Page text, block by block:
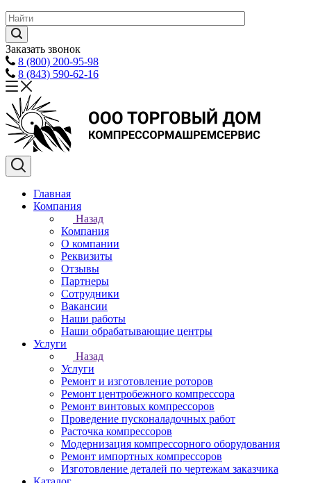
Заказать звонок
8 (800) 200-95-98
8 (843) 590-62-16
Главная
Компания
Назад
Компания
О компании
Реквизиты
Отзывы
Партнеры
Сотрудники
Вакансии
Наши работы
Наши обрабатывающие центры
Услуги
Назад
Услуги
Ремонт и изготовление роторов
Ремонт центробежного компрессора
Ремонт винтовых компрессоров
Проведение пусконаладочных работ
Расточка компрессоров
Модернизация компрессорного оборудования
Ремонт импортных компрессоров
Изготовление деталей по чертежам заказчика